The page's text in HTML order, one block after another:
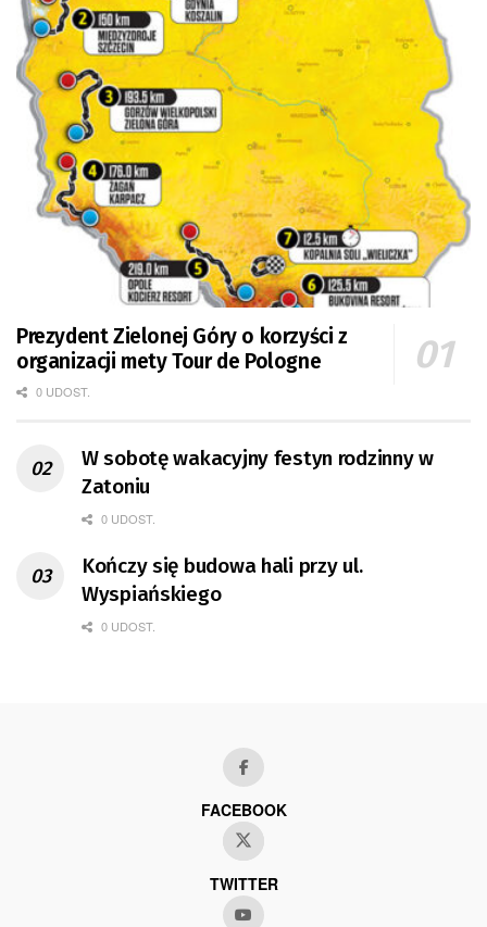
Prezydent Zielonej Góry o korzyści z
organizacji mety Tour de Pologne
0 UDOST.
W sobotę wakacyjny festyn rodzinny w
Zatoniu
0 UDOST.
Kończy się budowa hali przy ul.
Wyspiańskiego
0 UDOST.
FACEBOOK
TWITTER